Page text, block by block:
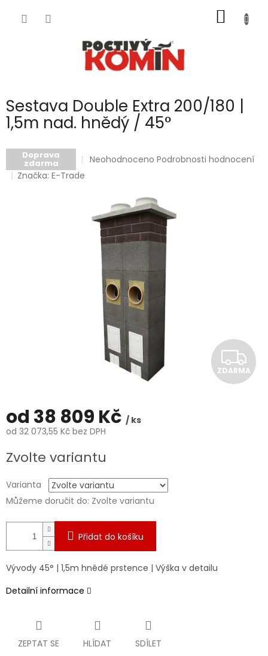
KOŠÍK
Sestava Double Extra 200/180 |
1,5m nad. hnědý / 45°
Doprava
zdarma
Průměrné
z
hvězdiček.
Neohodnoceno Podrobnosti hodnocení
Značka:E-Trade
Z
D
ZDARMA
od 38 809 Kč / ks
od 32 073,55 Kč bez DPH
cena:
Zvolte variantu
Varianta
Můžeme doručit do: Zvolte variantu
Přidat do košíku
Vývody 45° | 1,5m hnědé prstence | Výška v detailu
Detailní informace
ZEPTAT SE HLÍDAT SDÍLET